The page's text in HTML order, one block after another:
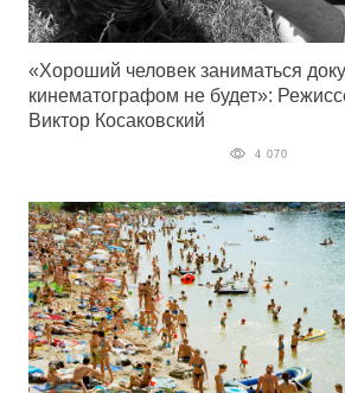
«Хороший человек заниматься
кинематографом не будет»:
Виктор Косаковский
4 070